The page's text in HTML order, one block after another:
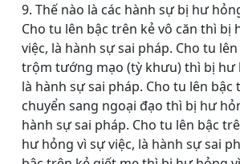
9. Thế nào là các hành sự bị hư
Cho tu lên bậc trên kẻ vô căn thì bị
việc, là hành sự sai pháp. Cho tu
trộm tướng mạo (tỳ khưu) thì bị hư
là hành sự sai pháp. Cho tu lên bậc
chuyển sang ngoại đạo thì bị hư
hành sự sai pháp. Cho tu lên bậc
hư hỏng vì sự việc, là hành sự sai